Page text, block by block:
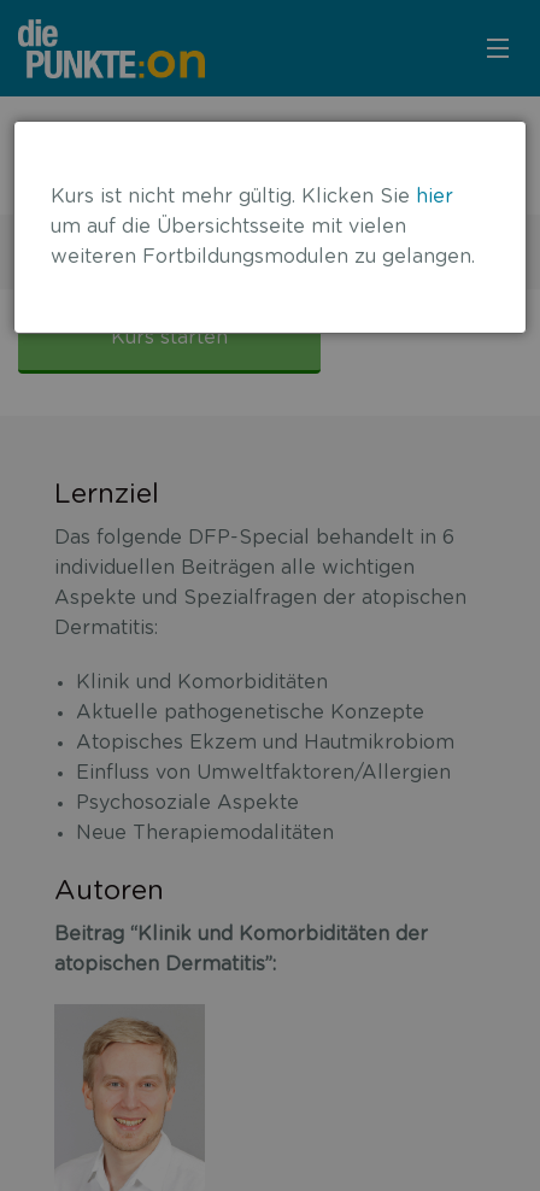
KURSÜBERSICHT
LOGIN
KOSTENLOS ANMELDEN
DFP-Special Atopische Dermatitis
5 DFP-Punkte
Special
Kurs starten
Lernziel
Das folgende DFP-Special behandelt in 6
individuellen Beiträgen alle wichtigen
Aspekte und Spezialfragen der atopischen
Dermatitis:
Klinik und Komorbiditäten
Aktuelle pathogenetische Konzepte
Atopisches Ekzem und Hautmikrobiom
Einfluss von Umweltfaktoren/Allergien
Psychosoziale Aspekte
Neue Therapiemodalitäten
Autoren
Beitrag “Klinik und Komorbiditäten der
atopischen Dermatitis”:
Kurs ist nicht mehr gültig. Klicken Sie hier
um auf die Übersichtsseite mit vielen
weiteren Fortbildungsmodulen zu gelangen.